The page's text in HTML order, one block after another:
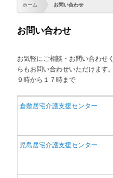
テ
ン
ツ
移
ン
ツ
へ
動
ホーム お問い合わせ
お問い合わせ
お気軽にご相談・お問い合わせ
らもお問い合わせいただけます
９時から１７時まで
倉敷居宅介護支援センター
児島居宅介護支援センター